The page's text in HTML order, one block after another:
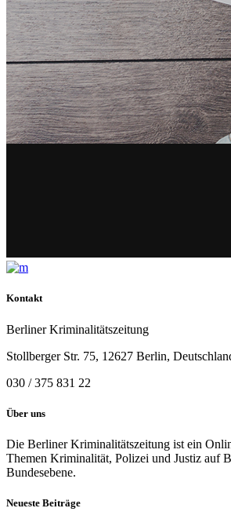
Kontakt
Berliner Kriminalitätszeitung
Stollberger Str. 75, 12627 Berlin,
030 / 375 831 22
Über uns
Die Berliner Kriminalitätszeitung ist ein
Themen Kriminalität, Polizei und Justiz auf
Bundesebene.
Neueste Beiträge